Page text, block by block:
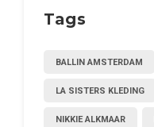
Tags
BALLIN AMSTERDAM
LA SISTERS KLEDING
NIKKIE ALKMAAR